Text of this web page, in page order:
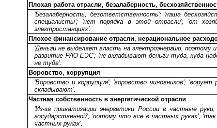
Плохая работа отрасли, безалаберность,
'Безалаберность, безответственность'; 'наша
специалисты'; 'нет порядка в этой отрасли'; 'от
электростанциях'.
Плохое финансирование отрасли, нерациональное
'Деньги не выделяет власть на электроэнергию,
развитие РАО ЕЭС'; 'не вкладывают деньги туда, куда
не туда'.
Воровство, коррупция
'Воровство и коррупция'; 'воровство чиновников';
складывают'.
Частная собственность в энергетической отрасли
'Из-за приватизации энергетики России в частные
государственной'; 'потому что все в частных руках';
частных руках'.